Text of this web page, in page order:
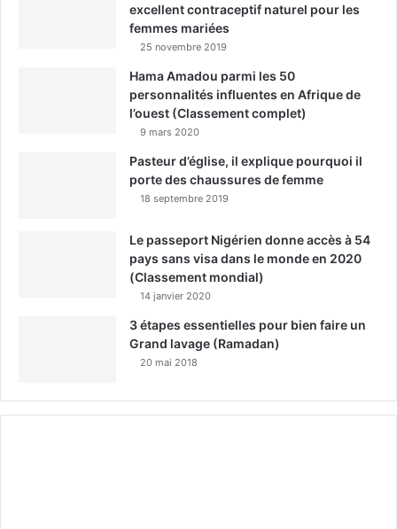
excellent contraceptif naturel pour les
femmes mariées
25 novembre 2019
Hama Amadou parmi les 50
personnalités influentes en Afrique de
l’ouest (Classement complet)
9 mars 2020
Pasteur d’église, il explique pourquoi il
porte des chaussures de femme
18 septembre 2019
Le passeport Nigérien donne accès à 54
pays sans visa dans le monde en 2020
(Classement mondial)
14 janvier 2020
3 étapes essentielles pour bien faire un
Grand lavage (Ramadan)
20 mai 2018